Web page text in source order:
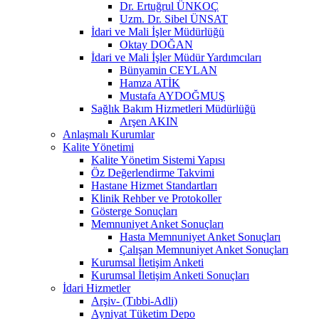
Dr. Ertuğrul ÜNKOÇ
Uzm. Dr. Sibel ÜNSAT
İdari ve Mali İşler Müdürlüğü
Oktay DOĞAN
İdari ve Mali İşler Müdür Yardımcıları
Bünyamin CEYLAN
Hamza ATİK
Mustafa AYDOĞMUŞ
Sağlık Bakım Hizmetleri Müdürlüğü
Arşen AKIN
Anlaşmalı Kurumlar
Kalite Yönetimi
Kalite Yönetim Sistemi Yapısı
Öz Değerlendirme Takvimi
Hastane Hizmet Standartları
Klinik Rehber ve Protokoller
Gösterge Sonuçları
Memnuniyet Anket Sonuçları
Hasta Memnuniyet Anket Sonuçları
Çalışan Memnuniyet Anket Sonuçları
Kurumsal İletişim Anketi
Kurumsal İletişim Anketi Sonuçları
İdari Hizmetler
Arşiv- (Tıbbi-Adli)
Ayniyat Tüketim Depo